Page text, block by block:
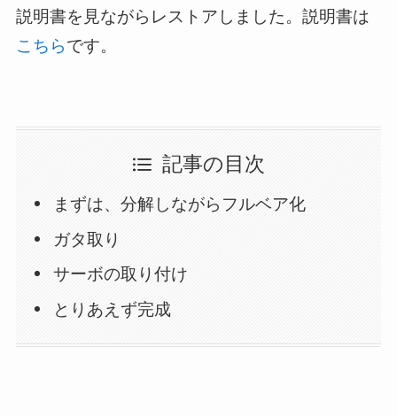
説明書を見ながらレストアしました。説明書は
こちらです。
記事の目次
まずは、分解しながらフルベア化
ガタ取り
サーボの取り付け
とりあえず完成